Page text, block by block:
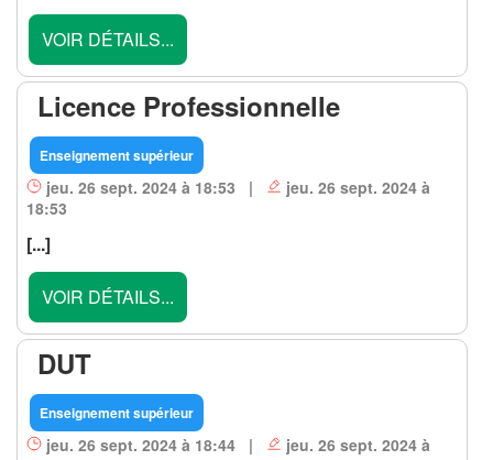
VOIR DÉTAILS...
Licence Professionnelle
Enseignement supérieur
jeu. 26 sept. 2024 à 18:53 |
jeu. 26 sept. 2024 à
18:53
[...]
VOIR DÉTAILS...
DUT
Enseignement supérieur
jeu. 26 sept. 2024 à 18:44 |
jeu. 26 sept. 2024 à